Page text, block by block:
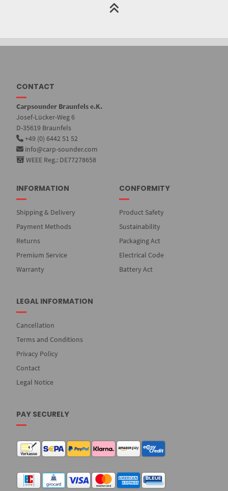
CONTACT
Carpsounder Braunfels e.K.
Josef-Lücker-Weg 6
D-35619 Braunfels
+49 (0) 6442 51 52
info@carp-sounder.com
WEEE Reg.: DE77278658
INFORMATION
Shipping & Delivery
Payment Methods
Returns
Premium Service
Warranty
CONFORMITY
Product Safety
Sustainability
Packaging Act
Electrical Code
Battery Act
LEGAL INFORMATION
Cancellation
Terms and Conditions
Privacy Policy
Contact
Legal Notice
PAY SECURELY